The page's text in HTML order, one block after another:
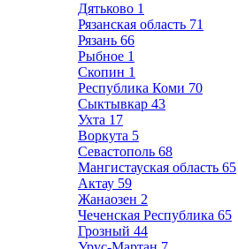
Дятьково 1
Рязанская область 71
Рязань 66
Рыбное 1
Скопин 1
Республика Коми 70
Сыктывкар 43
Ухта 17
Воркута 5
Севастополь 68
Мангистауская область 65
Актау 59
Жанаозен 2
Чеченская Республика 65
Грозный 44